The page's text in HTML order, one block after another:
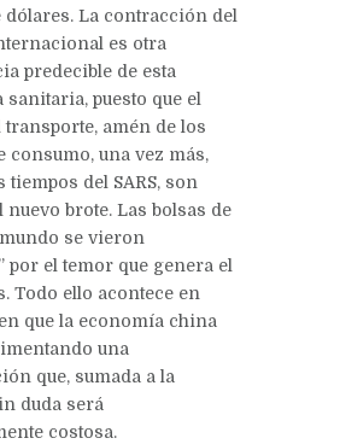
La contracción del
es otra
predecible de esta
puesto que el
amén de los
consumo, una vez más,
tiempos del SARS, son
brote. Las bolsas de
se vieron
por el temor que genera el
Todo ello acontece en
que la economía china
una
que, sumada a la
duda será
costosa.